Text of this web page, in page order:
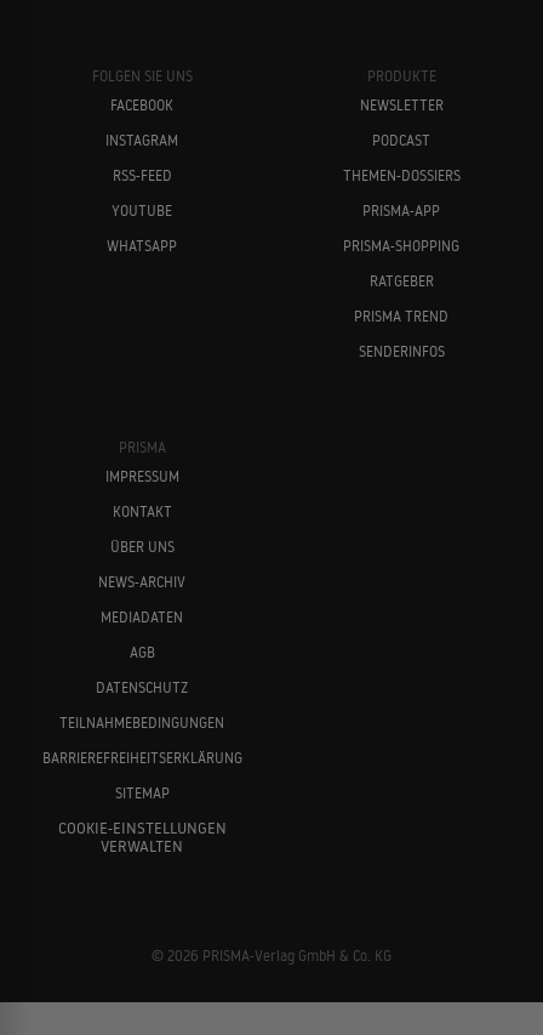
FOLGEN SIE UNS
FACEBOOK
INSTAGRAM
RSS-FEED
YOUTUBE
WHATSAPP
PRODUKTE
NEWSLETTER
PODCAST
THEMEN-DOSSIERS
PRISMA-APP
PRISMA-SHOPPING
RATGEBER
PRISMA TREND
SENDERINFOS
PRISMA
IMPRESSUM
KONTAKT
ÜBER UNS
NEWS-ARCHIV
MEDIADATEN
AGB
DATENSCHUTZ
TEILNAHMEBEDINGUNGEN
BARRIEREFREIHEITSERKLÄRUNG
SITEMAP
COOKIE-EINSTELLUNGEN
VERWALTEN
© 2026 PRISMA-Verlag GmbH & Co. KG